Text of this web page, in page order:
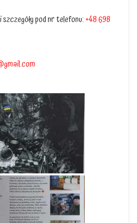
pod nr telefonu:+48 698